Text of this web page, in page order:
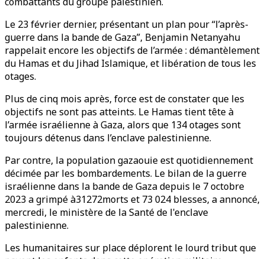
Le 23 février dernier, présentant un plan pour “l’après-
guerre dans la bande de Gaza”, Benjamin Netanyahu
rappelait encore les objectifs de l’armée : démantèlement
du Hamas et du Jihad Islamique, et libération de tous les
otages.
Plus de cinq mois après, force est de constater que les
objectifs ne sont pas atteints. Le Hamas tient tête à
l’armée israélienne à Gaza, alors que 134 otages sont
toujours détenus dans l’enclave palestinienne.
Par contre, la population gazaouie est quotidiennement
décimée par les bombardements. Le bilan de la guerre
israélienne dans la bande de Gaza depuis le 7 octobre
2023 a grimpé à31272morts et 73 024 blesses, a annoncé,
mercredi, le ministère de la Santé de l'enclave
palestinienne.
Les humanitaires sur place déplorent le lourd tribut que